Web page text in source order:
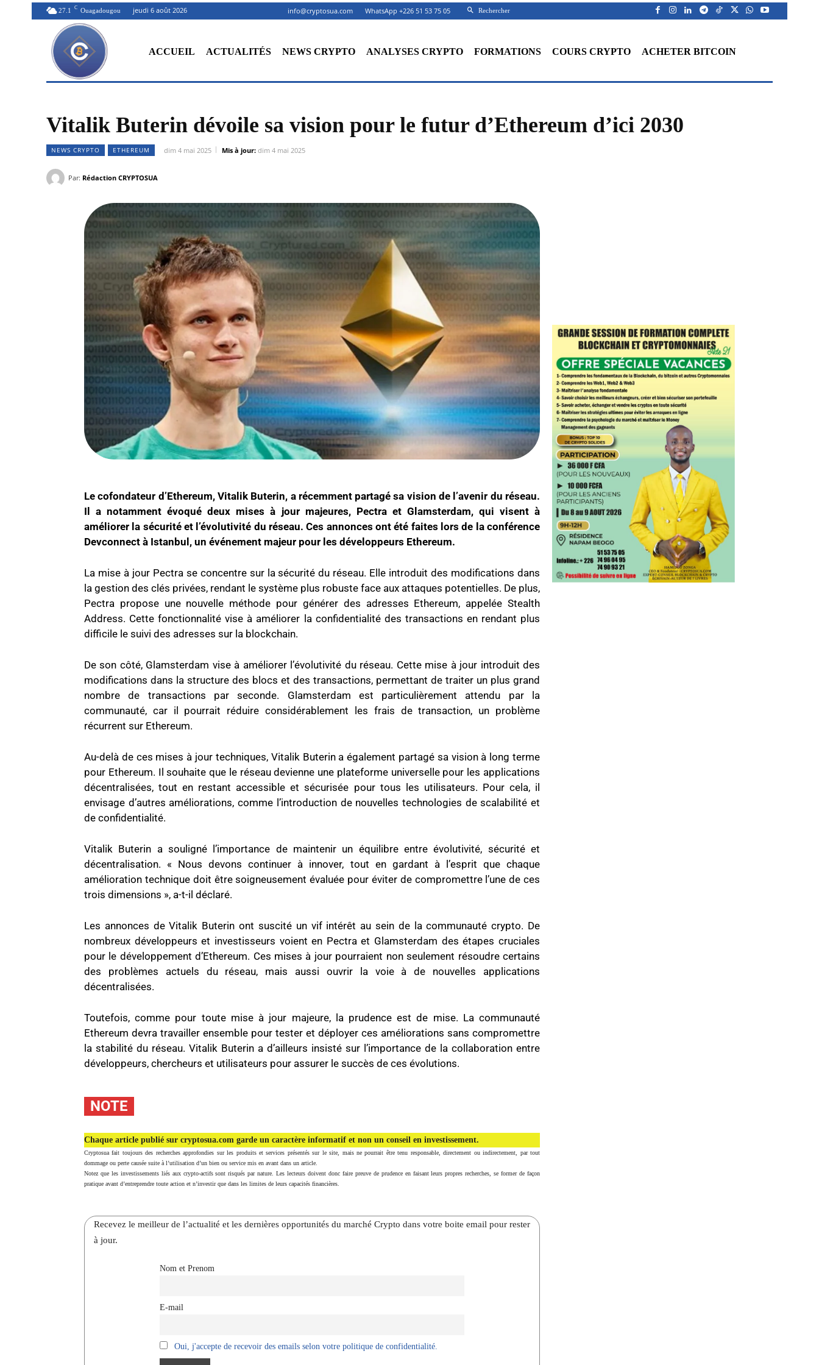
27.1 C Ouagadougou jeudi 6 août 2026 info@cryptosua.com WhatsApp +226 51 53 75 05 Rechercher
ACCUEIL ACTUALITÉS NEWS CRYPTO ANALYSES CRYPTO FORMATIONS COURS CRYPTO ACHETER BITCOIN
Vitalik Buterin dévoile sa vision pour le futur d’Ethereum d’ici 2030
NEWS CRYPTO ETHEREUM dim 4 mai 2025 Mis à jour: dim 4 mai 2025
Par: Rédaction CRYPTOSUA
Le cofondateur d’Ethereum, Vitalik Buterin, a récemment partagé sa vision de l’avenir du réseau.
Il a notamment évoqué deux mises à jour majeures, Pectra et Glamsterdam, qui visent à
améliorer la sécurité et l’évolutivité du réseau. Ces annonces ont été faites lors de la conférence
Devconnect à Istanbul, un événement majeur pour les développeurs Ethereum.
La mise à jour Pectra se concentre sur la sécurité du réseau. Elle introduit des modifications dans
la gestion des clés privées, rendant le système plus robuste face aux attaques potentielles. De plus,
Pectra propose une nouvelle méthode pour générer des adresses Ethereum, appelée Stealth
Address. Cette fonctionnalité vise à améliorer la confidentialité des transactions en rendant plus
difficile le suivi des adresses sur la blockchain.
De son côté, Glamsterdam vise à améliorer l’évolutivité du réseau. Cette mise à jour introduit des
modifications dans la structure des blocs et des transactions, permettant de traiter un plus grand
nombre de transactions par seconde. Glamsterdam est particulièrement attendu par la
communauté, car il pourrait réduire considérablement les frais de transaction, un problème
récurrent sur Ethereum.
Au-delà de ces mises à jour techniques, Vitalik Buterin a également partagé sa vision à long terme
pour Ethereum. Il souhaite que le réseau devienne une plateforme universelle pour les applications
décentralisées, tout en restant accessible et sécurisée pour tous les utilisateurs. Pour cela, il
envisage d’autres améliorations, comme l’introduction de nouvelles technologies de scalabilité et
de confidentialité.
Vitalik Buterin a souligné l’importance de maintenir un équilibre entre évolutivité, sécurité et
décentralisation. « Nous devons continuer à innover, tout en gardant à l’esprit que chaque
amélioration technique doit être soigneusement évaluée pour éviter de compromettre l’une de ces
trois dimensions », a-t-il déclaré.
Les annonces de Vitalik Buterin ont suscité un vif intérêt au sein de la communauté crypto. De
nombreux développeurs et investisseurs voient en Pectra et Glamsterdam des étapes cruciales
pour le développement d’Ethereum. Ces mises à jour pourraient non seulement résoudre certains
des problèmes actuels du réseau, mais aussi ouvrir la voie à de nouvelles applications
décentralisées.
Toutefois, comme pour toute mise à jour majeure, la prudence est de mise. La communauté
Ethereum devra travailler ensemble pour tester et déployer ces améliorations sans compromettre
la stabilité du réseau. Vitalik Buterin a d’ailleurs insisté sur l’importance de la collaboration entre
développeurs, chercheurs et utilisateurs pour assurer le succès de ces évolutions.
NOTE
Chaque article publié sur cryptosua.com garde un caractère informatif et non un conseil en investissement.
Cryptosua fait toujours des recherches approfondies sur les produits et services présentés sur le site, mais ne pourrait être tenu responsable, directement ou indirectement, par tout
dommage ou perte causée suite à l’utilisation d’un bien ou service mis en avant dans un article.
Notez que les investissements liés aux crypto-actifs sont risqués par nature. Les lecteurs doivent donc faire preuve de prudence en faisant leurs propres recherches, se former de façon
pratique avant d’entreprendre toute action et n’investir que dans les limites de leurs capacités financières.
Recevez le meilleur de l’actualité et les dernières opportunités du marché Crypto dans votre boite email pour rester
à jour.
Nom et Prenom
E-mail
Oui, j'accepte de recevoir des emails selon votre politique de confidentialité.